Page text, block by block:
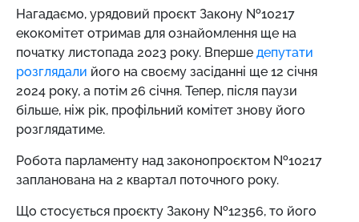
Нагадаємо, урядовий проєкт Закону №10217
екокомітет отримав для ознайомлення ще на
початку листопада 2023 року. Вперше депутати
розглядали його на своєму засіданні ще 12 січня
2024 року, а потім 26 січня. Тепер, після паузи
більше, ніж рік, профільний комітет знову його
розглядатиме.
Робота парламенту над законопроєктом №10217
запланована на 2 квартал поточного року.
Що стосується проєкту Закону №12356, то його